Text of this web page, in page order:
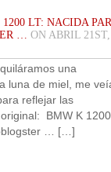
LT: NACIDA
… ON ABRIL
una
luna de miel, me
reflejar las
BMW K 1200
… […]